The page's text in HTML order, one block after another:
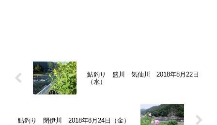
鮎釣り 盛川 気仙川 2018年8月22日
（水）
鮎釣り 閉伊川 2018年8月24日（金）